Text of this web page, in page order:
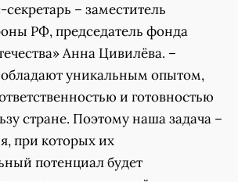
секретарь – заместитель
РФ, председатель фонда
Анна Цивилёва. –
уникальным опытом,
и готовностью
стране. Поэтому наша задача –
при которых их
потенциал будет